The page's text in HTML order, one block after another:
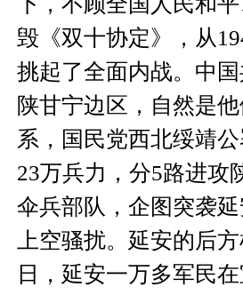
毁《双十协定》，从
挑起了全面内战。中
陕甘宁边区，自然是
系，国民党西北绥靖
23万兵力，分5路进攻
伞兵部队，企图突袭
上空骚扰。延安的后
日，延安一万多军民